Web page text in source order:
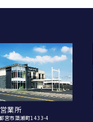
業所
宮市簗瀬町1433-4